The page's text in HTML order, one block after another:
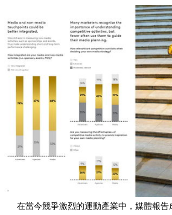
在當今競爭激烈的運動產業中，媒體報